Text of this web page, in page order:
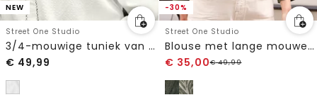
NEW
Street One Studio
3/4-mouwige tuniek van seersucker met banddetails
€ 49,99
-30%
Street One Studio
Blouse met lange mouwen en V-hals in chiffon
€ 35,00€49,99